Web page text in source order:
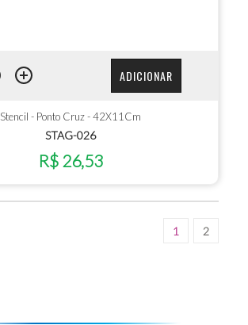
ADICIONAR
Stencil - Ponto Cruz - 42X11Cm
STAG-026
R$ 26,53
1 2